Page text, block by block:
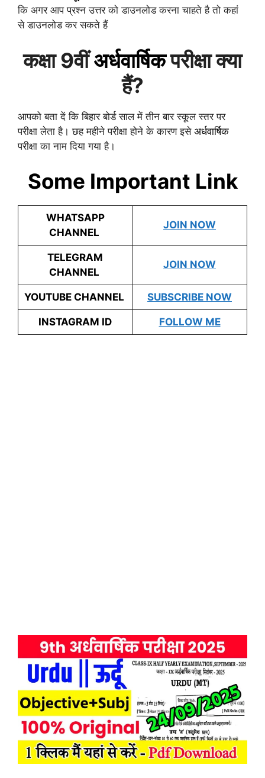
कि अगर आप प्रश्न उत्तर को डाउनलोड करना चाहते है तो कहां
से डाउनलोड कर सकते हैं
कक्षा 9वींअर्धवार्षिकपरीक्षा क्या
हैं?
आपको बता दें कि बिहार बोर्ड साल में तीन बार स्कूल स्तर पर
परीक्षा लेता है। छह महीने परीक्षा होने के कारण इसे अर्धवार्षिक
परीक्षा का नाम दिया गया है।
Some Important Link
WHATSAPP
CHANNEL
JOIN NOW
TELEGRAM
CHANNEL
JOIN NOW
YOUTUBE CHANNEL SUBSCRIBE NOW
INSTAGRAM ID FOLLOW ME